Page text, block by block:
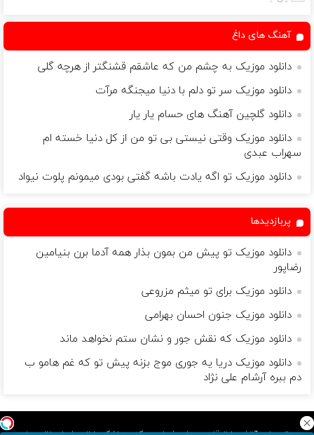
آهنگ های داغ
دانلود موزیک به چشم من که عاشقم قشنگتر از هرچه گلی
دانلود موزیک سر تو دلم با دنیا میجنگه مرآت
دانلود گلچین آهنگ های حسام یار یار
دانلود موزیک وقتی نیستی بی تو من از کل دنیا خسته ام
سهراب عبدی
دانلود موزیک تو اگه يادت باشه گفتی بودی ميمونم پلوت نیواد
پربازدیدها
دانلود موزیک تو پیش من بمون بذار همه آدما برن بنیامین
رضاپور
دانلود موزیک برای تو میثم مزروعی
دانلود موزیک جنون احسان بهرامی
دانلود موزیک که نقش جور و نشان ستم نخواهد ماند
دانلود موزیک دریا یه جوری موج بزنه پیش تو که غم هامو ب
دم ببره آرشام علی نژاد